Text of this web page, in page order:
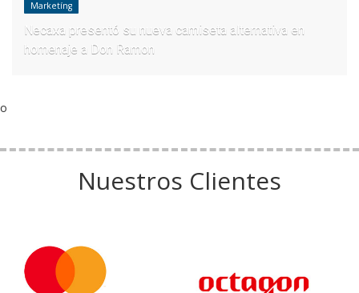
Marketíng
Necaxa presentó su nueva camiseta alternativa en
homenaje a Don Ramon
o
Nuestros Clientes